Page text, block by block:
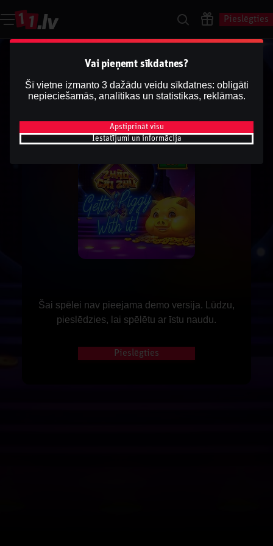
Pieslēgties
Šai spēlei nav pieejama demo versija. Lūdzu,
pieslēdzies, lai spēlētu ar īstu naudu.
Pieslēgties
Vai pieņemt sīkdatnes?
Šī vietne izmanto 3 dažādu veidu sīkdatnes: obligāti
nepieciešamās, analītikas un statistikas, reklāmas.
Apstiprināt visu
Iestatījumi un informācija